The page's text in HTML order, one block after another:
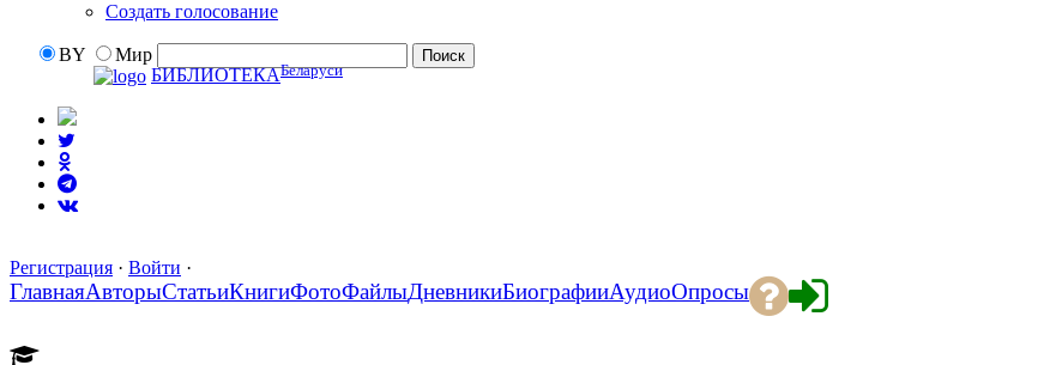
Создать голосование
BY
Мир
БИБЛИОТЕКАБеларуси
Регистрация · Войти ·
ГлавнаяАвторыСтатьиКнигиФотоФайлыДневникиБиографииАудиоОпросы